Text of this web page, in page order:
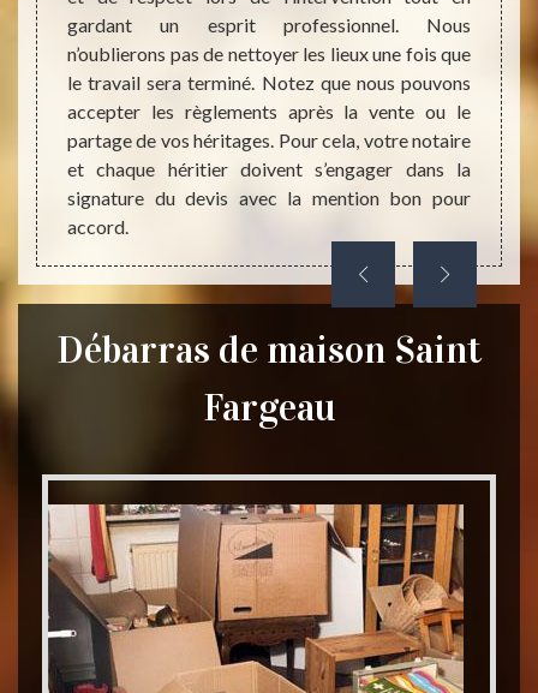
de
des
gardant un esprit professionnel. Nous
n’oublierons pas de nettoyer les lieux une fois que
le travail sera terminé. Notez que nous pouvons
accepter les règlements après la vente ou le
partage de vos héritages. Pour cela, votre notaire
et chaque héritier doivent s’engager dans la
signature du devis avec la mention bon pour
accord.
vie
Débarras de maison Saint
Fargeau